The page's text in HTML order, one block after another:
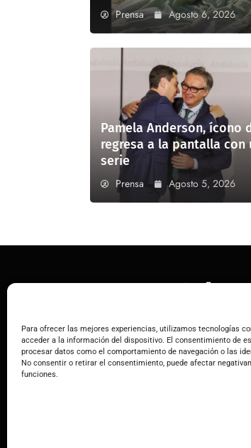
Para ofrecer las mejores experiencias, utilizamos tecnologías
acceder a la información del dispositivo. El consentimiento de
procesar datos como el comportamiento de navegación o las
No consentir o retirar el consentimiento, puede afectar
funciones.
Prensa Agosto 6, 2026
Pamela Anderson, ícono
regresa a la pantalla con
serie
Prensa Agosto 5, 2026
NE
NEWS ELEMENTOR
Tu fuente confiable para las
Entrenúcleos y alrededores.